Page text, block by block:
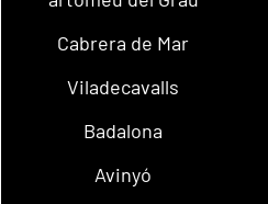
Cabrera de Mar
Viladecavalls
Badalona
Avinyó